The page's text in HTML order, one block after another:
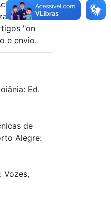
o
um
"on
e envio.
Ed.
de
Alegre:
Vozes,